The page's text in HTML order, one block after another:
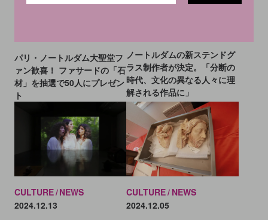
パリ・ノートルダム大聖堂フ
ァン歓喜！ ファサードの「石
材」を抽選で50人にプレゼン
ト
ノートルダムの新ステンドグ
ラス制作者が決定。「分断の
時代、文化の異なる人々に理
解される作品に」
CULTURE NEWS
2024.12.13
CULTURE NEWS
2024.12.05